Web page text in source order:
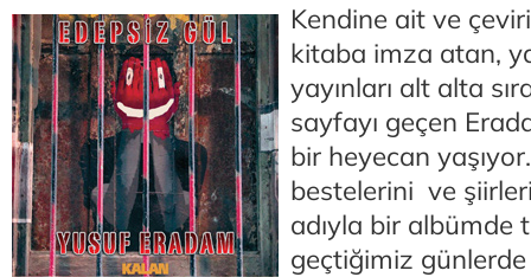
Kendine ait ve
kitaba imza atan,
yayınları alt alta
sayfayı geçen
bir heyecan
bestelerini ve
adıyla bir albümde
geçtiğimiz